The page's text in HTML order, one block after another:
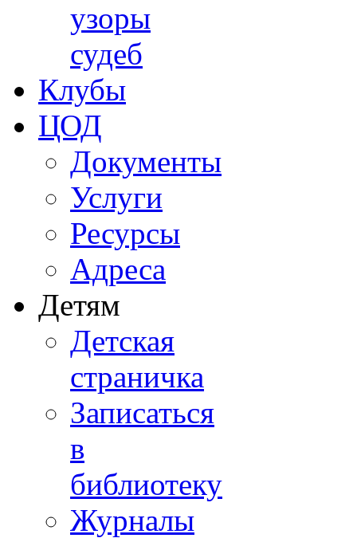
узоры
судеб
Клубы
ЦОД
Документы
Услуги
Ресурсы
Адреса
Детям
Детская
страничка
Записаться
в
библиотеку
Журналы